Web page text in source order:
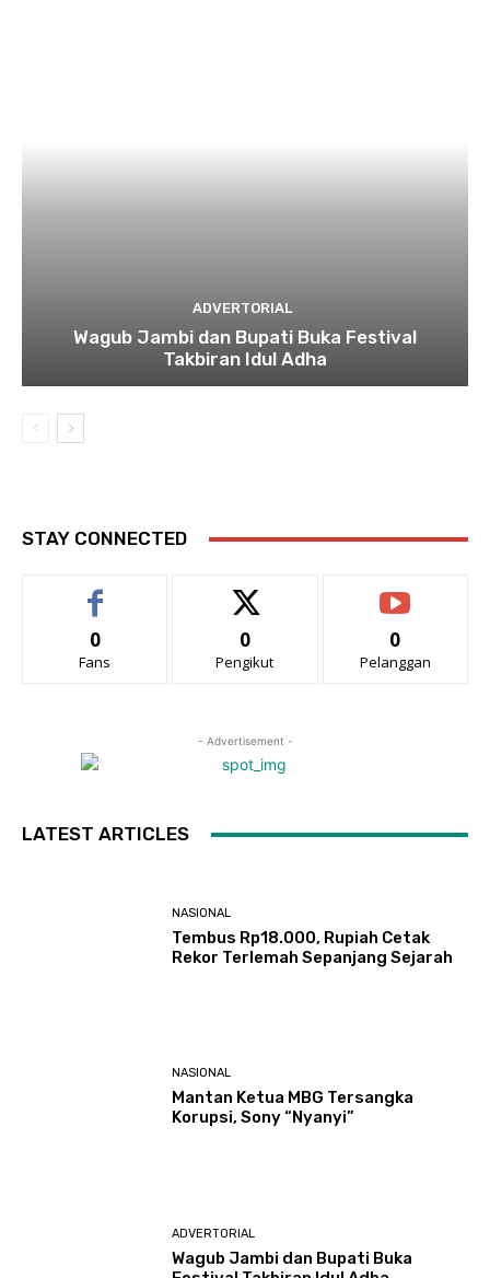
ADVERTORIAL
Wagub Jambi dan Bupati Buka Festival
Takbiran Idul Adha
STAY CONNECTED
0
Fans
0
Pengikut
0
Pelanggan
- Advertisement -
LATEST ARTICLES
NASIONAL
Tembus Rp18.000, Rupiah Cetak
Rekor Terlemah Sepanjang Sejarah
NASIONAL
Mantan Ketua MBG Tersangka
Korupsi, Sony “Nyanyi”
ADVERTORIAL
Wagub Jambi dan Bupati Buka